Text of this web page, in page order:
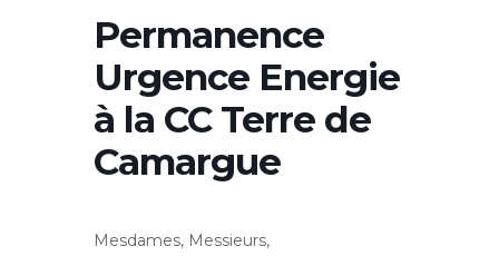
Permanence
Urgence Energie
à la CC Terre de
Camargue
Mesdames, Messieurs,